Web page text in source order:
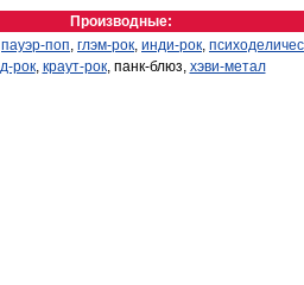
Производные:
пауэр-поп, глэм-рок, инди-рок,
рок, краут-рок, панк-блюз, хэви-метал